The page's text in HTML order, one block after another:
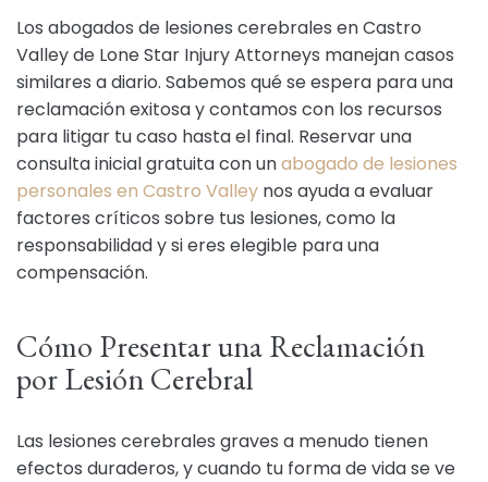
Los abogados de lesiones cerebrales en Castro
Valley de Lone Star Injury Attorneys manejan casos
similares a diario. Sabemos qué se espera para una
reclamación exitosa y contamos con los recursos
para litigar tu caso hasta el final. Reservar una
consulta inicial gratuita con unabogado de lesiones
personales en Castro Valley nos ayuda a evaluar
factores críticos sobre tus lesiones, como la
responsabilidad y si eres elegible para una
compensación.
Cómo Presentar una Reclamación
por Lesión Cerebral
Las lesiones cerebrales graves a menudo tienen
efectos duraderos, y cuando tu forma de vida se ve